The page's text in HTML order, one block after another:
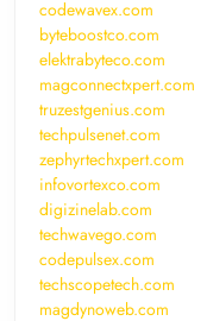
codewavex.com
byteboostco.com
elektrabyteco.com
magconnectxpert.com
truzestgenius.com
techpulsenet.com
zephyrtechxpert.com
infovortexco.com
digizinelab.com
techwavego.com
codepulsex.com
techscopetech.com
magdynoweb.com